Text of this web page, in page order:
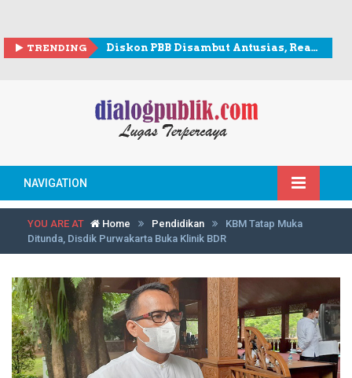
TRENDING Diskon PBB Disambut Antusias, Realisasi Penerimaan Lampaui Rp307 Miliar
NAVIGATION
YOU ARE AT Home Pendidikan
KBM Tatap Muka
Ditunda, Disdik Purwakarta Buka Klinik BDR